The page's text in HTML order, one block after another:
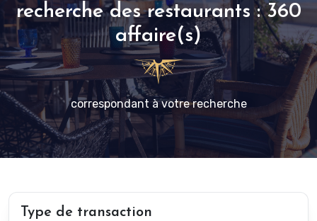
recherche des restaurants : 360
affaire(s)
correspondant à votre recherche
Type de transaction